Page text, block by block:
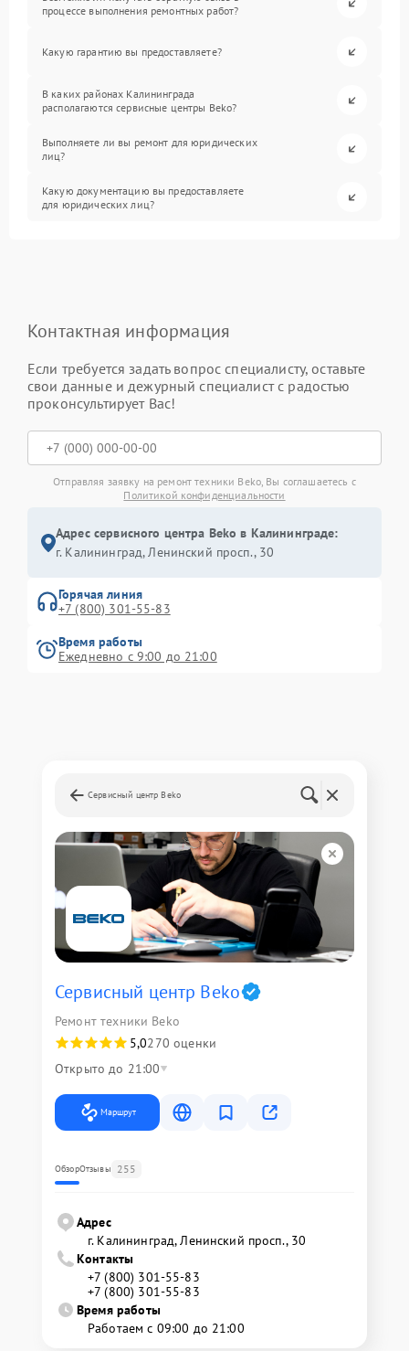
процессе выполнения ремонтных работ?
Какую гарантию вы предоставляете?
В каких районах Калининграда
располагаются сервисные центры Beko?
Выполняете ли вы ремонт для юридических
лиц?
Какую документацию вы предоставляете
для юридических лиц?
Контактная информация
Если требуется задать вопрос специалисту, оставьте
свои данные и дежурный специалист с радостью
проконсультирует Вас!
Отправляя заявку на ремонт техники Beko, Вы соглашаетесь с
Политикой конфиденциальности
Адрес сервисного центра Beko в Калининграде:
г. Калининград, Ленинский просп., 30
Горячая линия
+7 (800) 301-55-83
Время работы
Ежедневно с 9:00 до 21:00
Сервисный центр Beko
Сервисный центр Beko
Ремонт техники Beko
5,0270 оценки
Открыто до 21:00
Маршрут
ОбзорОтзывы 255
Адрес
г. Калининград, Ленинский просп., 30
Контакты
+7 (800) 301-55-83
+7 (800) 301-55-83
Время работы
Работаем с 09:00 до 21:00